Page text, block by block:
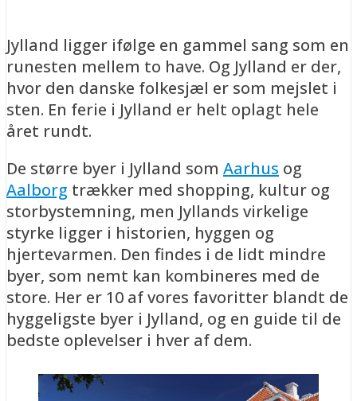
Jylland ligger ifølge en gammel sang som en
runesten mellem to have. Og Jylland er der,
hvor den danske folkesjæl er som mejslet i
sten. En ferie i Jylland er helt oplagt hele
året rundt.
De større byer i Jylland som Aarhus og
Aalborg trækker med shopping, kultur og
storbystemning, men Jyllands virkelige
styrke ligger i historien, hyggen og
hjertevarmen. Den findes i de lidt mindre
byer, som nemt kan kombineres med de
store. Her er 10 af vores favoritter blandt de
hyggeligste byer i Jylland, og en guide til de
bedste oplevelser i hver af dem.